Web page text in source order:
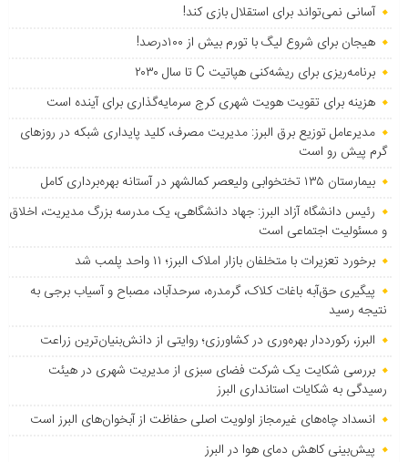
آسانی نمی‌تواند برای استقلال بازی کند!
هیجان برای شروع لیگ با تورم بیش از ۱۰۰درصد!
برنامه‌ریزی برای ریشه‌کنی هپاتیت C تا سال ۲۰۳۰
هزینه برای تقویت هویت شهری کرج سرمایه‌گذاری برای آینده است
مدیرعامل توزیع برق البرز: مدیریت مصرف، کلید پایداری شبکه در روزهای
گرم پیش رو است
بیمارستان ۱۳۵ تختخوابی ولیعصر کمالشهر در آستانه بهره‌برداری کامل
رئیس دانشگاه آزاد البرز: جهاد دانشگاهی، یک مدرسه بزرگ مدیریت، اخلاق
و مسئولیت اجتماعی است
برخورد تعزیرات با متخلفان بازار املاک البرز؛ ۱۱ واحد پلمب شد
پیگیری حق‌آبه باغات کلاک، گرمدره، سرحدآباد، مصباح و آسیاب برجی به
نتیجه رسید
البرز، رکورددار بهره‌وری در کشاورزی؛ روایتی از دانش‌بنیان‌ترین زراعت
بررسی شکایت یک شرکت فضای سبزی از مدیریت شهری در هیئت
رسیدگی به شکایات استانداری البرز
انسداد چاه‌های غیرمجاز اولویت اصلی حفاظت از آبخوان‌های البرز است
پیش‌بینی کاهش دمای هوا در البرز